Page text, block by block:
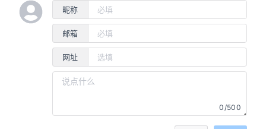
昵称
邮箱
网址
0/500